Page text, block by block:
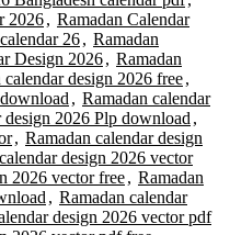
2026, Ramadan Calendar
26, Ramadan
Design 2026, Ramadan
calendar design 2026 free,
, Ramadan calendar
design 2026 Plp download ,
, Ramadan calendar design
design 2026 vector
2026 vector free, Ramadan
, Ramadan calendar
design 2026 vector pdf